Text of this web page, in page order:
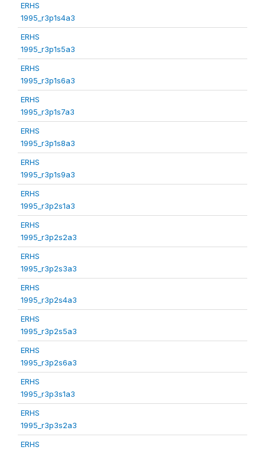
ERHS
1995_r3p1s4a3
ERHS
1995_r3p1s5a3
ERHS
1995_r3p1s6a3
ERHS
1995_r3p1s7a3
ERHS
1995_r3p1s8a3
ERHS
1995_r3p1s9a3
ERHS
1995_r3p2s1a3
ERHS
1995_r3p2s2a3
ERHS
1995_r3p2s3a3
ERHS
1995_r3p2s4a3
ERHS
1995_r3p2s5a3
ERHS
1995_r3p2s6a3
ERHS
1995_r3p3s1a3
ERHS
1995_r3p3s2a3
ERHS